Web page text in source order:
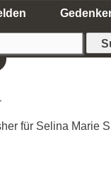
für Selina Marie